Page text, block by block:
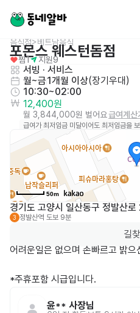
음식점>베트남음식
포몬스 웨스턴돔점
찜1 지원9
서빙 · 서비스
월~금1개월 이상(장기우대 )
10:30~02:00
12,400원
월 3,844,000원 벌어요급여계산
급여가 최저임금 미달이어도 최저임금을
50m
경기도 고양시 일산동구 정발산
3 정발산역 도보 9분
길
어려운일은 없으며 손빠르고 밝
*주휴포함 시급입니다.
윤** 사장님